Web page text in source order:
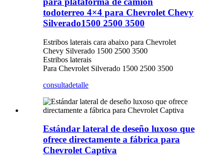
todoterreo 4×4 para Chevrolet Chevy
Silverado1500 2500 3500
Estribos laterais cara abaixo para Chevrolet
Chevy Silverado 1500 2500 3500
Estribos laterais
Para Chevrolet Silverado 1500 2500 3500
consultadetalle
Estándar lateral de deseño luxoso que
ofrece directamente a fábrica para
Chevrolet Captiva